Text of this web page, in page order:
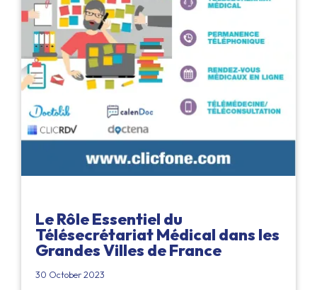
Le Rôle Essentiel du
Télésecrétariat Médical dans les
Grandes Villes de France
30 October 2023